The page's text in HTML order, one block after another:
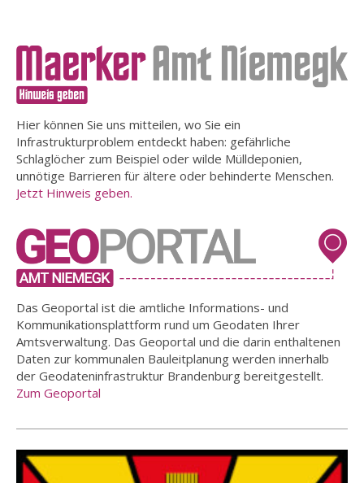
Hier können Sie uns mitteilen, wo Sie ein
Infrastrukturproblem entdeckt haben: gefährliche
Schlaglöcher zum Beispiel oder wilde Mülldeponien,
unnötige Barrieren für ältere oder behinderte Menschen.
Jetzt Hinweis geben.
Das Geoportal ist die amtliche Informations- und
Kommunikationsplattform rund um Geodaten Ihrer
Amtsverwaltung. Das Geoportal und die darin enthaltenen
Daten zur kommunalen Bauleitplanung werden innerhalb
der Geodateninfrastruktur Brandenburg bereitgestellt.
Zum Geoportal